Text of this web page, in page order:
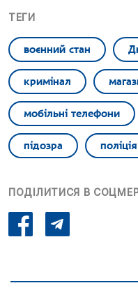
ТЕГИ
воєнний стан
кримінал
мобільні телефони
підозра поліція
ПОДІЛИТИСЯ В